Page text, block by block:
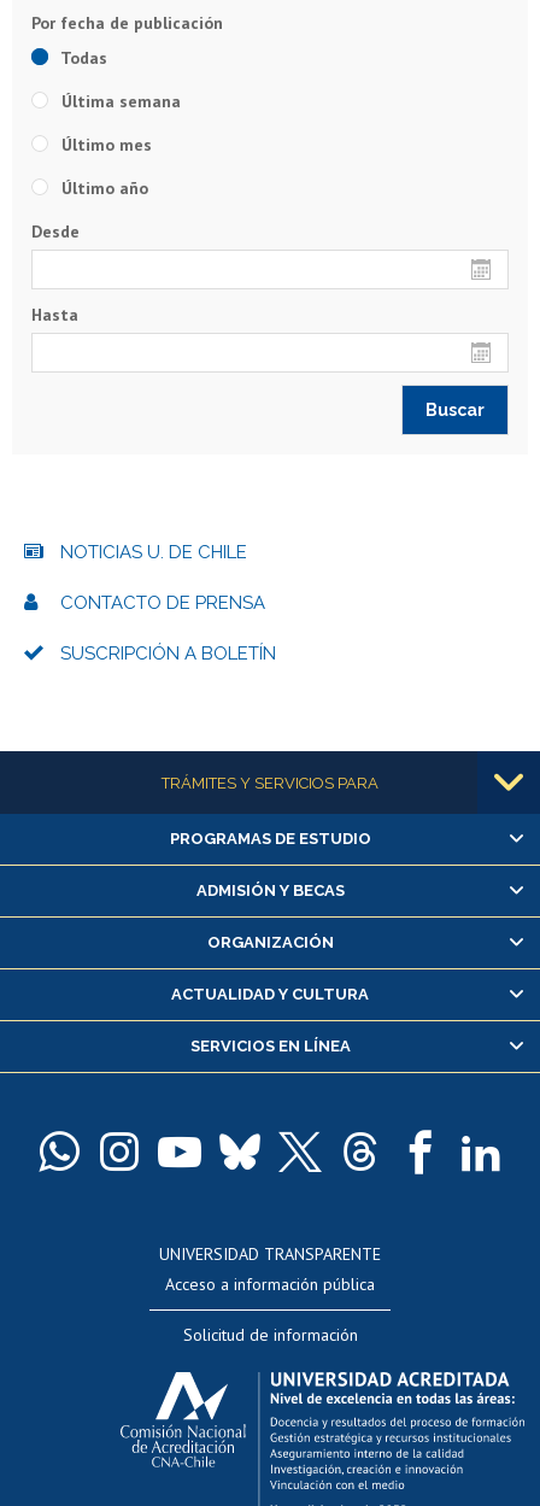
Todas
Última semana
Último mes
Último año
Desde
Hasta
NOTICIAS U. DE CHILE
CONTACTO DE PRENSA
SUSCRIPCIÓN A BOLETÍN
Más informaciónTRÁMITES Y SERVICIOS PARA
Alumnas/os y exalumnas/os
Matrícula en línea
Inscripción y cambio de asignaturas
Consulta y certificado de notas
Servicio médico y dental
Pago de arancel y crédito alumnos
Docentes
Perfeccionamiento
Editar Portafolio Académico
Evaluación docente
Calificación académica
Postulación al AUCAI
Funcionarias/os
Cursos internos de capacitación
PROGRAMAS DE ESTUDIO
ADMISIÓN Y BECAS
ORGANIZACIÓN
ACTUALIDAD Y CULTURA
SERVICIOS EN LÍNEA
UNIVERSIDAD TRANSPARENTE
Acceso a información pública
Solicitud de información